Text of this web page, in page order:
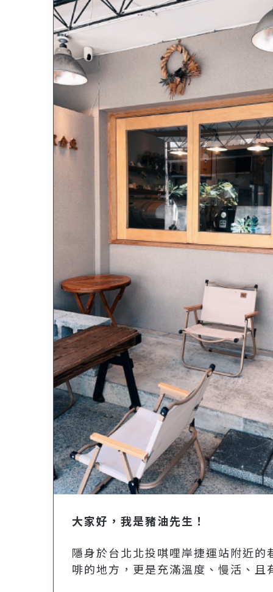
大家好，我是豬油先生！
隱身於台北北投唭哩岸捷運站附近的
啡的地方，更是充滿溫度、慢活、且